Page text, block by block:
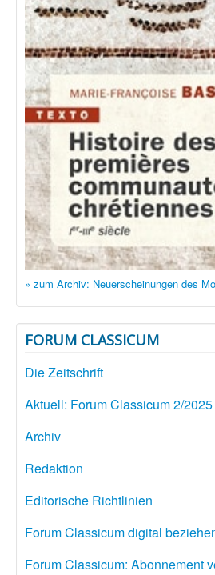
» zum Archiv: Neuerscheinungen des
FORUM CLASSICUM
Die Zeitschrift
Aktuell: Forum Classicum 2/2025
Archiv
Redaktion
Editorische Richtlinien
Forum Classicum digital
Forum Classicum: Abonnement